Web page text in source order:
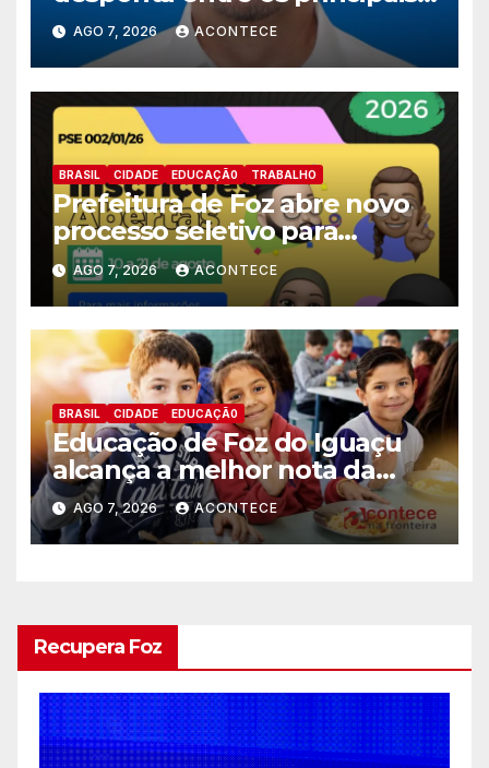
nomes do União Brasil para
deputado estadual
AGO 7, 2026 ACONTECE
BRASIL CIDADE EDUCAÇÃ0 TRABALHO
Prefeitura de Foz abre novo
processo seletivo para
estagiários
AGO 7, 2026 ACONTECE
BRASIL CIDADE EDUCAÇÃ0
Educação de Foz do Iguaçu
alcança a melhor nota da
história no IDEB
AGO 7, 2026 ACONTECE
Recupera Foz